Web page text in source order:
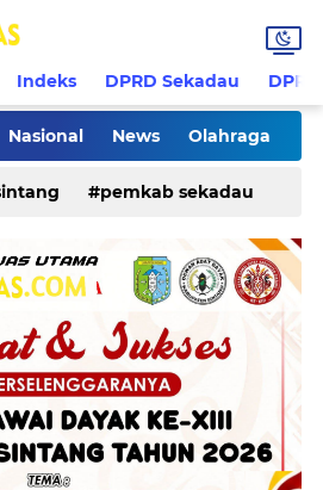
Indeks DPRD Sekadau
Nasional News Olahraga
Sanggau Sekadau
kriminal
pemkab sekadau